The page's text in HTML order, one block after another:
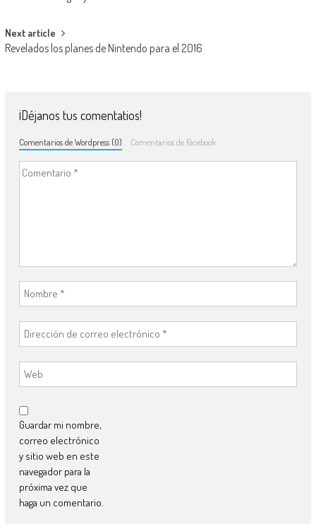
Next article
Revelados los planes de Nintendo para el 2016
¡Déjanos tus comentatios!
Comentarios de Wordpress (0) Comentarios de Facebook
Guardar mi nombre,
correo electrónico
y sitio web en este
navegador para la
próxima vez que
haga un comentario.